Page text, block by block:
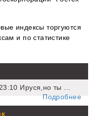
индексы торгуются
и по статистике
Ируся,но ты ...
Подробнее